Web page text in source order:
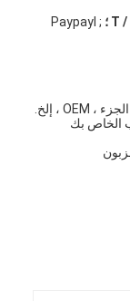
Paypayl ;